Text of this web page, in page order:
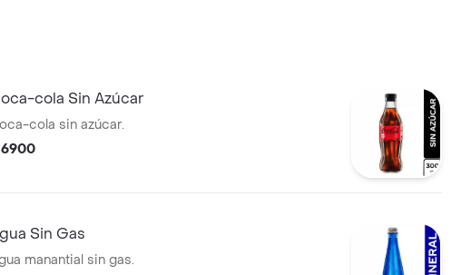
cola Sin Azúcar
cola sin azúcar.
Sin Gas
manantial sin gas.